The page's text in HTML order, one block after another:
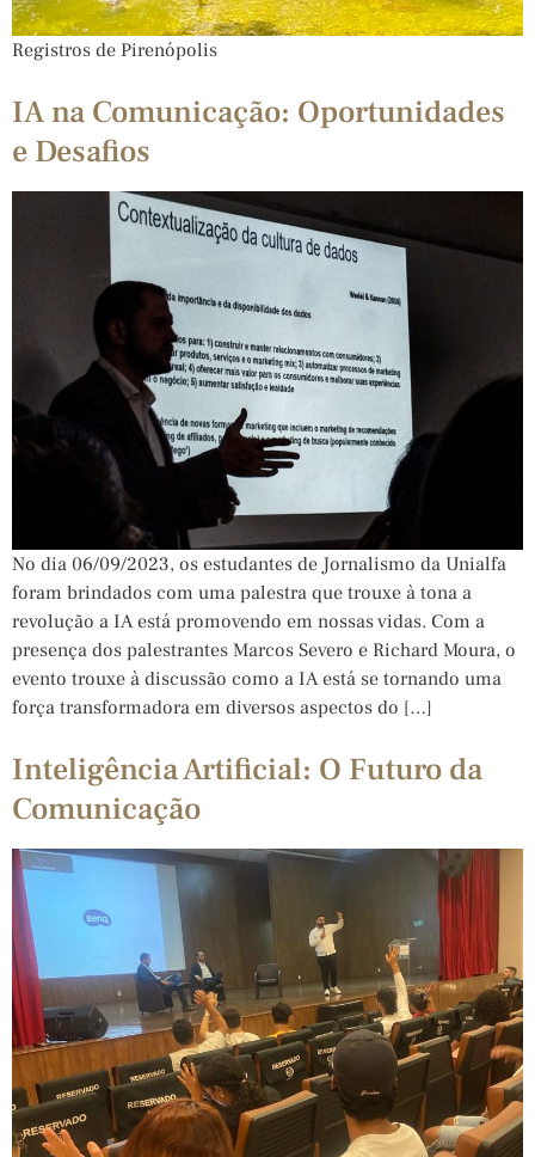
Registros de Pirenópolis
IA na Comunicação: Oportunidades
e Desafios
No dia 06/09/2023, os estudantes de Jornalismo da Unialfa
foram brindados com uma palestra que trouxe à tona a
revolução a IA está promovendo em nossas vidas. Com a
presença dos palestrantes Marcos Severo e Richard Moura, o
evento trouxe à discussão como a IA está se tornando uma
força transformadora em diversos aspectos do […]
Inteligência Artificial: O Futuro da
Comunicação